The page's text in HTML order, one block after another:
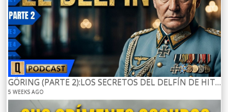
GÖRING (PARTE 2):LOS SECRETOS DEL DELFÍN DE HITLER.-AUDIO
5 WEEKS AGO